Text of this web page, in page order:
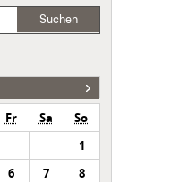
Suchen
Fr Sa
So
1
6 7
8